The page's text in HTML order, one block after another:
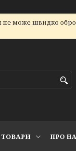
не може швидко
ТОВАРИ ПРО